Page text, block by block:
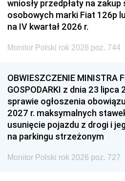
wniosły przedpłaty na
osobowych marki Fiat 126p
na IV kwartał 2026 r.
Monitor Polski rok 2026 poz. 744
OBWIESZCZENIE MINISTRA
GOSPODARKI z dnia 23 lipca
sprawie ogłoszenia
2027 r. maksymalnych
usunięcie pojazdu z drogi i
na parkingu strzeżonym
Monitor Polski rok 2026 poz. 727